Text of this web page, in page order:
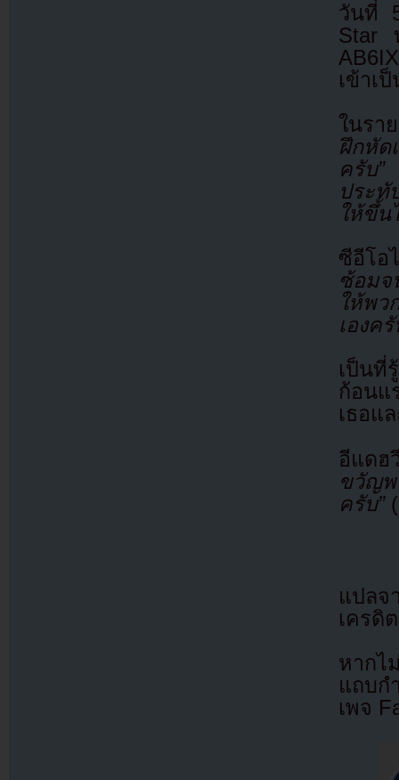
วันที่
Star
เข้าเ
ในร
ฝึกหัด
ครับ”
ประทั
ให้ขึ้น
ซีอีโอ
ซ้อม
ให้พว
เองค
เป็นที่
ก้อนแ
เธอแ
อีแดฮ
ขวัญพ
ครับ”(
แปล
เครดิ
หากไ
แถบก
เพจ